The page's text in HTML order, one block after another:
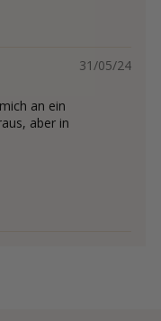
31/05/24
an ein
aber in